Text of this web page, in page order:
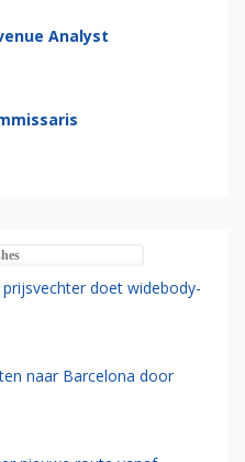
Analyst
doet widebody-
naar Barcelona door